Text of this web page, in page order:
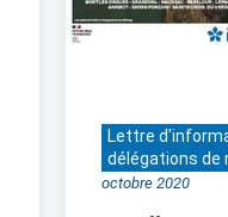
Lettre
délégations de
octobre 2020